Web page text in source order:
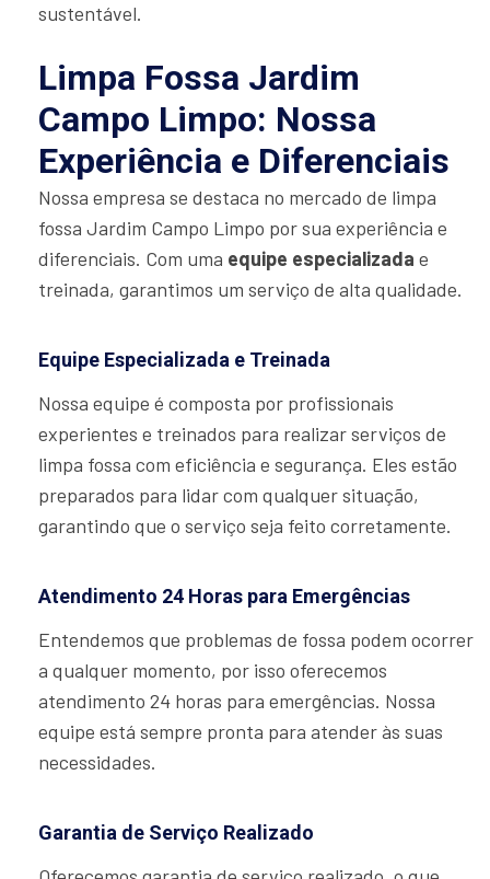
sustentável.
Limpa Fossa Jardim
Campo Limpo: Nossa
Experiência e Diferenciais
Nossa empresa se destaca no mercado de limpa
fossa Jardim Campo Limpo por sua experiência e
diferenciais. Com uma equipe especializada e
treinada, garantimos um serviço de alta qualidade.
Equipe Especializada e Treinada
Nossa equipe é composta por profissionais
experientes e treinados para realizar serviços de
limpa fossa com eficiência e segurança. Eles estão
preparados para lidar com qualquer situação,
garantindo que o serviço seja feito corretamente.
Atendimento 24 Horas para Emergências
Entendemos que problemas de fossa podem ocorrer
a qualquer momento, por isso oferecemos
atendimento 24 horas para emergências. Nossa
equipe está sempre pronta para atender às suas
necessidades.
Garantia de Serviço Realizado